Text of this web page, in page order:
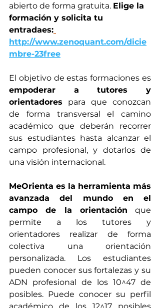
abierto de forma gratuita. Elige la
formación y solicita tu
entradaes:
http://www.zenoquant.com/dicie
mbre-23free
empoderar a tutores y
orientadores para que conozcan
de forma transversal el camino
académico que deberán recorrer
sus estudiantes hasta alcanzar el
campo profesional, y dotarlos de
una visión internacional.
MeOrienta es la herramienta más
avanzada del mundo en el
campo de la orientación que
permite a los tutores y
orientadores realizar de forma
colectiva una orientación
personalizada. Los estudiantes
pueden conocer sus fortalezas y su
ADN profesional de los 10^47 de
posibles. Puede conocer su perfil
académico de los 12^17 posibles